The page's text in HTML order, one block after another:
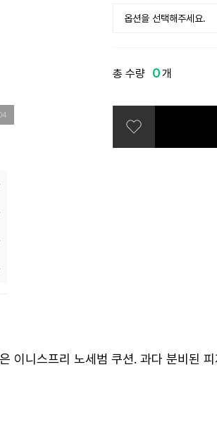
옵션을 선택해주세요.
17N 아이보리
총 수량 0개
이니스프리 노세범 쿠션. 과다 분비된